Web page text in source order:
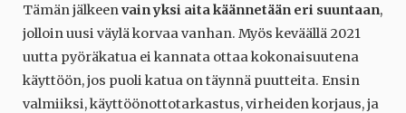
Tämän jälkeenvain yksi aita käännetään eri suuntaan,
jolloin uusi väylä korvaa vanhan. Myös keväällä 2021
uutta pyöräkatua ei kannata ottaa kokonaisuutena
käyttöön, jos puoli katua on täynnä puutteita. Ensin
valmiiksi, käyttöönottotarkastus, virheiden korjaus, ja